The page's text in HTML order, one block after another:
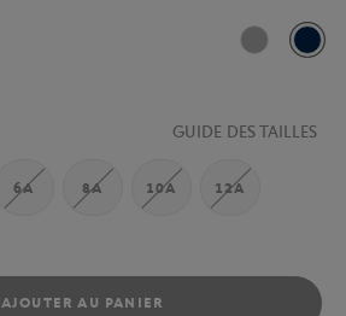
Gris Chine
GUIDE DES TAILLES
6A 8A 10A 12A
AJOUTER AU PANIER